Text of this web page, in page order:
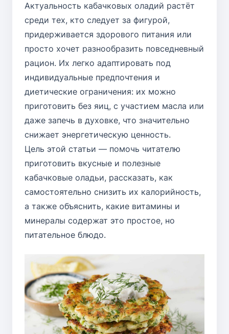
Актуальность кабачковых оладий растёт
среди тех, кто следует за фигурой,
придерживается здорового питания или
просто хочет разнообразить повседневный
рацион. Их легко адаптировать под
индивидуальные предпочтения и
диетические ограничения: их можно
приготовить без яиц, с участием масла или
даже запечь в духовке, что значительно
снижает энергетическую ценность.
Цель этой статьи — помочь читателю
приготовить вкусные и полезные
кабачковые оладьи, рассказать, как
самостоятельно снизить их калорийность,
а также объяснить, какие витамины и
минералы содержат это простое, но
питательное блюдо.